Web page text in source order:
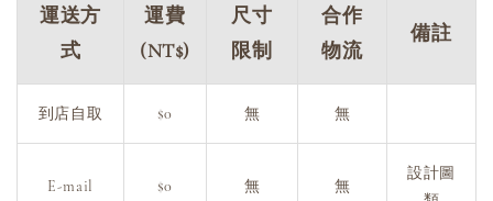
運送方
式
運費
(NT$)
尺寸
限制
合作
物流
備註
到店自取 $0 無 無
E-mail $0 無 無
設計圖